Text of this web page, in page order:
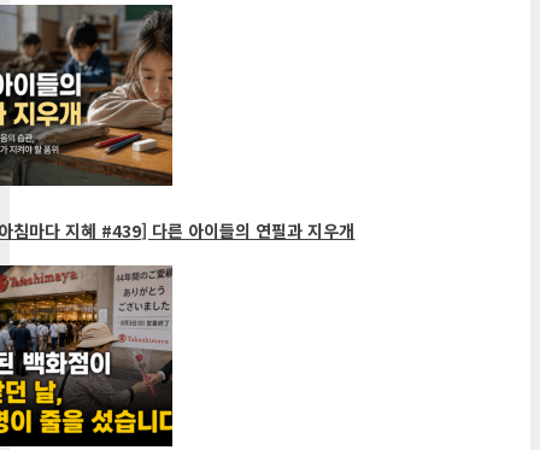
마다 지혜 #439] 다른 아이들의 연필과 지우개